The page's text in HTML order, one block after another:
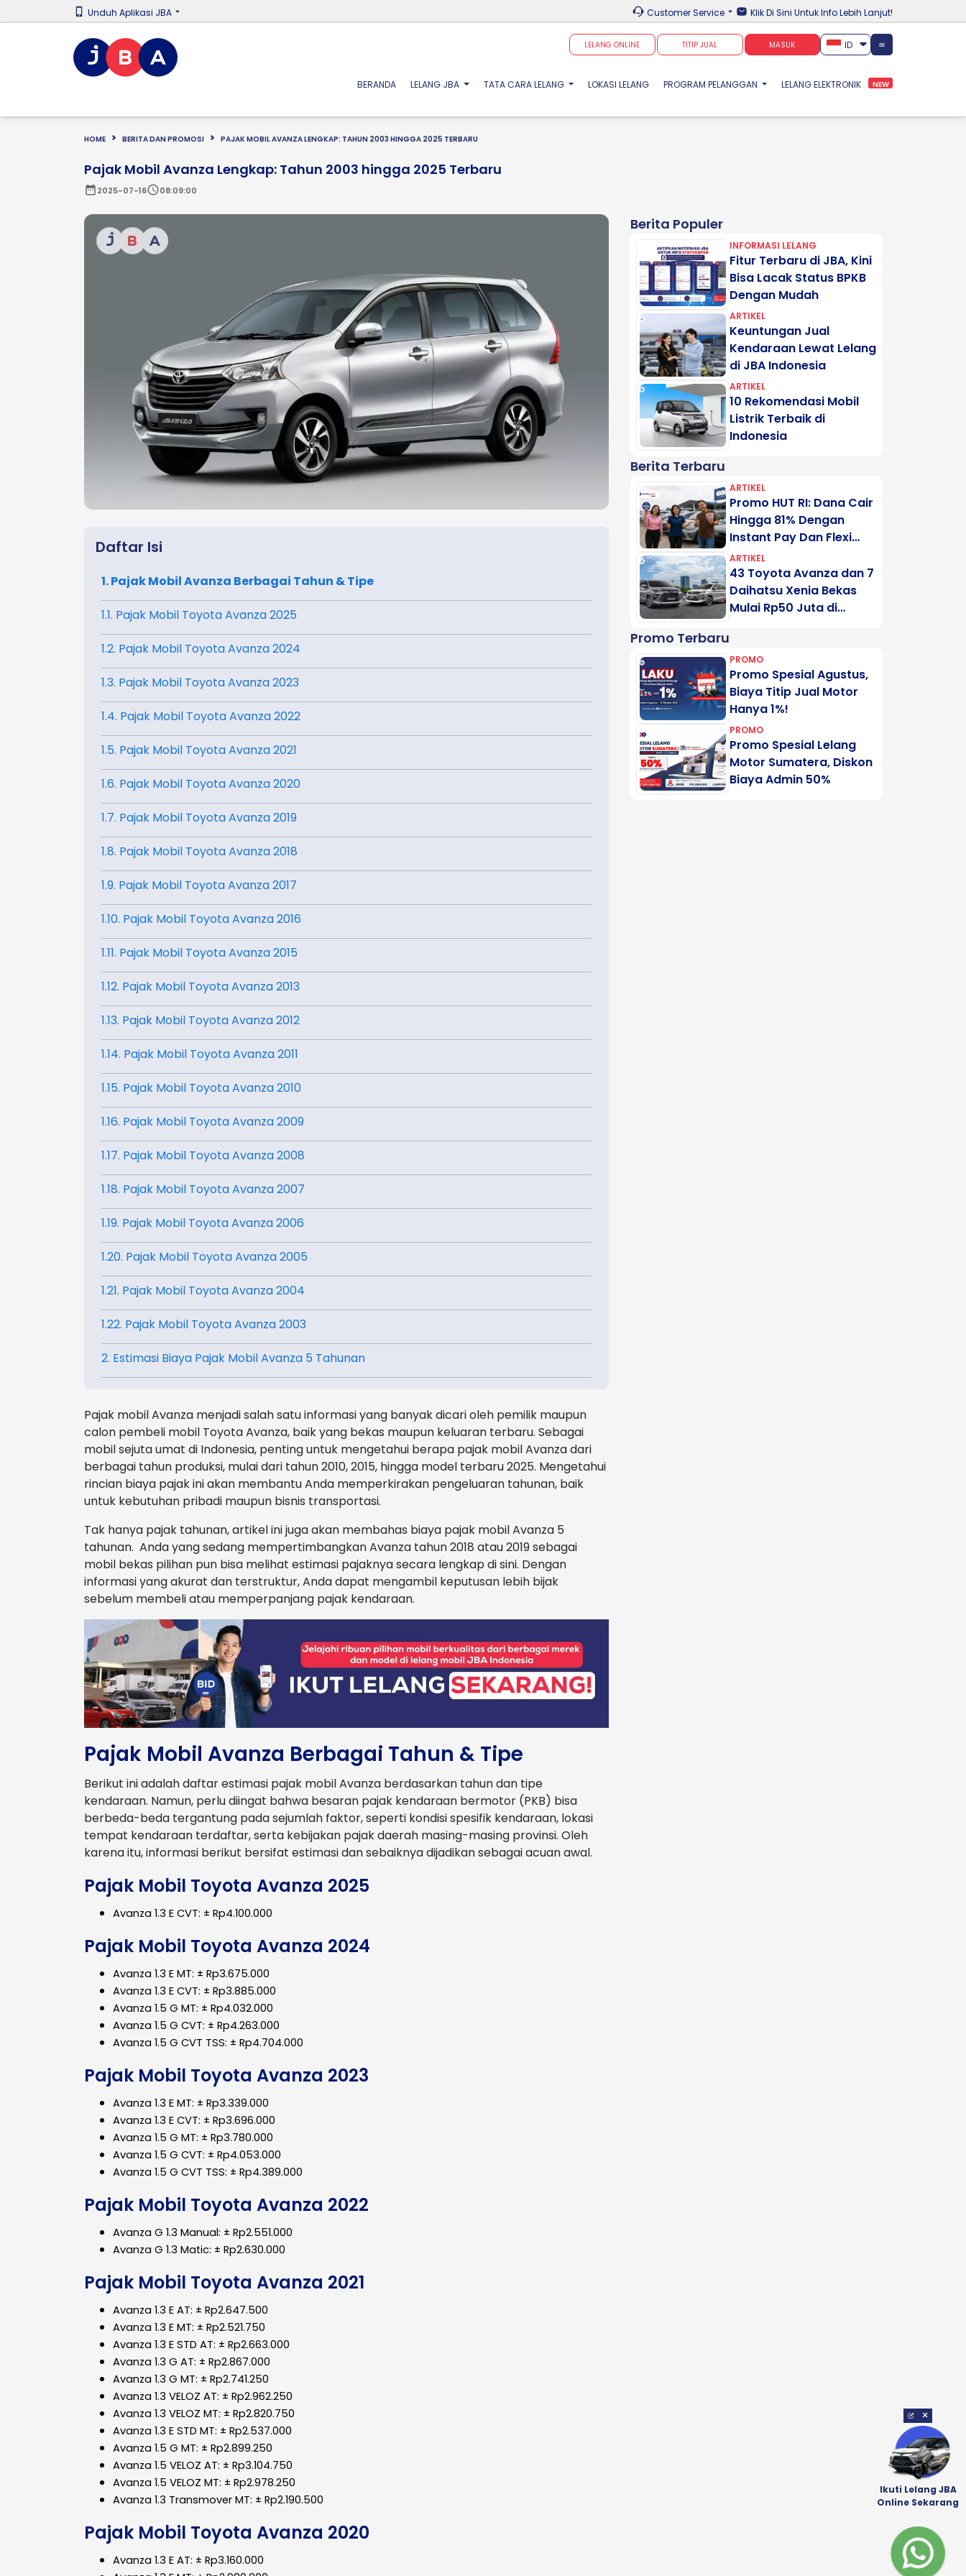
Unduh Aplikasi JBA Customer Service Klik Di Sini Untuk Info Lebih Lanjut!
LELANG ONLINE TITIP JUAL MASUK ID
BERANDA(CURRENT)
LELANG JBA TATA CARA LELANG LOKASI LELANG PROGRAM PELANGGAN LELANG ELEKTRONIK NEW
HOME BERITA DAN PROMOSI PAJAK MOBIL AVANZA LENGKAP: TAHUN 2003 HINGGA 2025 TERBARU
Pajak Mobil Avanza Lengkap: Tahun 2003 hingga 2025 Terbaru
date_range2025-07-16schedule08:09:00
Daftar Isi
1. Pajak Mobil Avanza Berbagai Tahun & Tipe
1.1. Pajak Mobil Toyota Avanza 2025
1.2. Pajak Mobil Toyota Avanza 2024
1.3. Pajak Mobil Toyota Avanza 2023
1.4. Pajak Mobil Toyota Avanza 2022
1.5. Pajak Mobil Toyota Avanza 2021
1.6. Pajak Mobil Toyota Avanza 2020
1.7. Pajak Mobil Toyota Avanza 2019
1.8. Pajak Mobil Toyota Avanza 2018
1.9. Pajak Mobil Toyota Avanza 2017
1.10. Pajak Mobil Toyota Avanza 2016
1.11. Pajak Mobil Toyota Avanza 2015
1.12. Pajak Mobil Toyota Avanza 2013
1.13. Pajak Mobil Toyota Avanza 2012
1.14. Pajak Mobil Toyota Avanza 2011
1.15. Pajak Mobil Toyota Avanza 2010
1.16. Pajak Mobil Toyota Avanza 2009
1.17. Pajak Mobil Toyota Avanza 2008
1.18. Pajak Mobil Toyota Avanza 2007
1.19. Pajak Mobil Toyota Avanza 2006
1.20. Pajak Mobil Toyota Avanza 2005
1.21. Pajak Mobil Toyota Avanza 2004
1.22. Pajak Mobil Toyota Avanza 2003
2. Estimasi Biaya Pajak Mobil Avanza 5 Tahunan
Pajak mobil Avanza menjadi salah satu informasi yang banyak dicari oleh pemilik maupun
calon pembeli mobil Toyota Avanza, baik yang bekas maupun keluaran terbaru. Sebagai
mobil sejuta umat di Indonesia, penting untuk mengetahui berapa pajak mobil Avanza dari
berbagai tahun produksi, mulai dari tahun 2010, 2015, hingga model terbaru 2025. Mengetahui
rincian biaya pajak ini akan membantu Anda memperkirakan pengeluaran tahunan, baik
untuk kebutuhan pribadi maupun bisnis transportasi.
Tak hanya pajak tahunan, artikel ini juga akan membahas biaya pajak mobil Avanza 5
tahunan. Anda yang sedang mempertimbangkan Avanza tahun 2018 atau 2019 sebagai
mobil bekas pilihan pun bisa melihat estimasi pajaknya secara lengkap di sini. Dengan
informasi yang akurat dan terstruktur, Anda dapat mengambil keputusan lebih bijak
sebelum membeli atau memperpanjang pajak kendaraan.
Pajak Mobil Avanza Berbagai Tahun & Tipe
Berikut ini adalah daftar estimasi pajak mobil Avanza berdasarkan tahun dan tipe
kendaraan. Namun, perlu diingat bahwa besaran pajak kendaraan bermotor (PKB) bisa
berbeda-beda tergantung pada sejumlah faktor, seperti kondisi spesifik kendaraan, lokasi
tempat kendaraan terdaftar, serta kebijakan pajak daerah masing-masing provinsi. Oleh
karena itu, informasi berikut bersifat estimasi dan sebaiknya dijadikan sebagai acuan awal.
Pajak Mobil Toyota Avanza 2025
Avanza 1.3 E CVT: ± Rp4.100.000
Pajak Mobil Toyota Avanza 2024
Avanza 1.3 E MT: ± Rp3.675.000
Avanza 1.3 E CVT: ± Rp3.885.000
Avanza 1.5 G MT: ± Rp4.032.000
Avanza 1.5 G CVT: ± Rp4.263.000
Avanza 1.5 G CVT TSS: ± Rp4.704.000
Pajak Mobil Toyota Avanza 2023
Avanza 1.3 E MT: ± Rp3.339.000
Avanza 1.3 E CVT: ± Rp3.696.000
Avanza 1.5 G MT: ± Rp3.780.000
Avanza 1.5 G CVT: ± Rp4.053.000
Avanza 1.5 G CVT TSS: ± Rp4.389.000
Pajak Mobil Toyota Avanza 2022
Avanza G 1.3 Manual: ± Rp2.551.000
Avanza G 1.3 Matic: ± Rp2.630.000
Pajak Mobil Toyota Avanza 2021
Avanza 1.3 E AT: ± Rp2.647.500
Avanza 1.3 E MT: ± Rp2.521.750
Avanza 1.3 E STD AT: ± Rp2.663.000
Avanza 1.3 G AT: ± Rp2.867.000
Avanza 1.3 G MT: ± Rp2.741.250
Avanza 1.3 VELOZ AT: ± Rp2.962.250
Avanza 1.3 VELOZ MT: ± Rp2.820.750
Avanza 1.3 E STD MT: ± Rp2.537.000
Avanza 1.5 G MT: ± Rp2.899.250
Avanza 1.5 VELOZ AT: ± Rp3.104.750
Avanza 1.5 VELOZ MT: ± Rp2.978.250
Avanza 1.3 Transmover MT: ± Rp2.190.500
Pajak Mobil Toyota Avanza 2020
Avanza 1.3 E AT: ± Rp3.160.000
Berita Populer
INFORMASI LELANG
Fitur Terbaru di JBA, Kini
Bisa Lacak Status BPKB
Dengan Mudah
ARTIKEL
Keuntungan Jual
Kendaraan Lewat Lelang
di JBA Indonesia
ARTIKEL
10 Rekomendasi Mobil
Listrik Terbaik di
Indonesia
Berita Terbaru
ARTIKEL
Promo HUT RI: Dana Cair
Hingga 81% Dengan
Instant Pay Dan Flexi
Pay Motogadai
ARTIKEL
43 Toyota Avanza dan 7
Daihatsu Xenia Bekas
Mulai Rp50 Juta di
Promo Terbaru
PROMO
Promo Spesial Agustus,
Biaya Titip Jual Motor
Hanya 1%!
PROMO
Promo Spesial Lelang
Motor Sumatera, Diskon
Biaya Admin 50%
×
Ikuti Lelang JBA
Online Sekarang